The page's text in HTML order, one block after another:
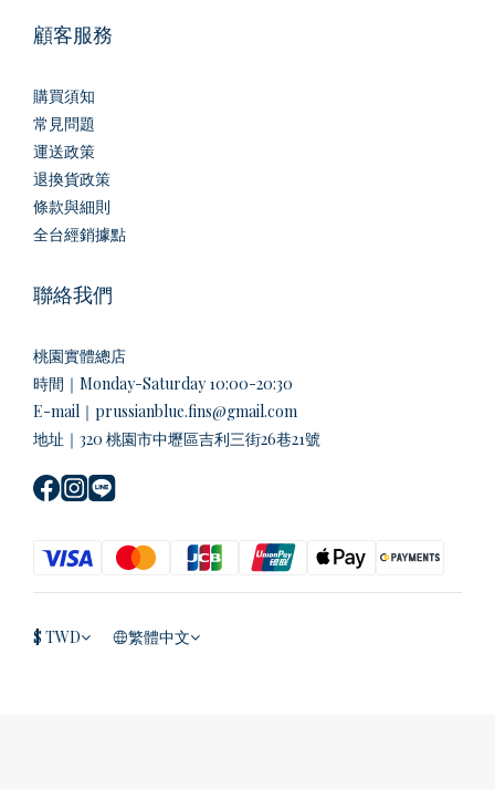
顧客服務
購買須知
常見問題
運送政策
退換貨政策
條款與細則
全台經銷據點
聯絡我們
桃園實體總店
時間｜Monday-Saturday 10:00-20:30
E-mail｜prussianblue.fins@gmail.com
地址｜320 桃園市中壢區吉利三街26巷21號
$ TWD 繁體中文